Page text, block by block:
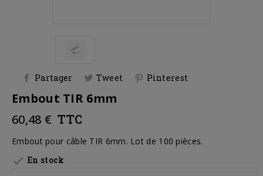
Partager Tweet Pinterest
Embout TIR 6mm
60,48 € TTC
Embout pour câble TIR 6mm. Lot de 100 pièces.
 En stock